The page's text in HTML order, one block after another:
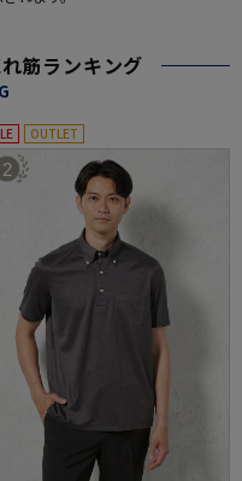
筋ランキング
OUTLET
2